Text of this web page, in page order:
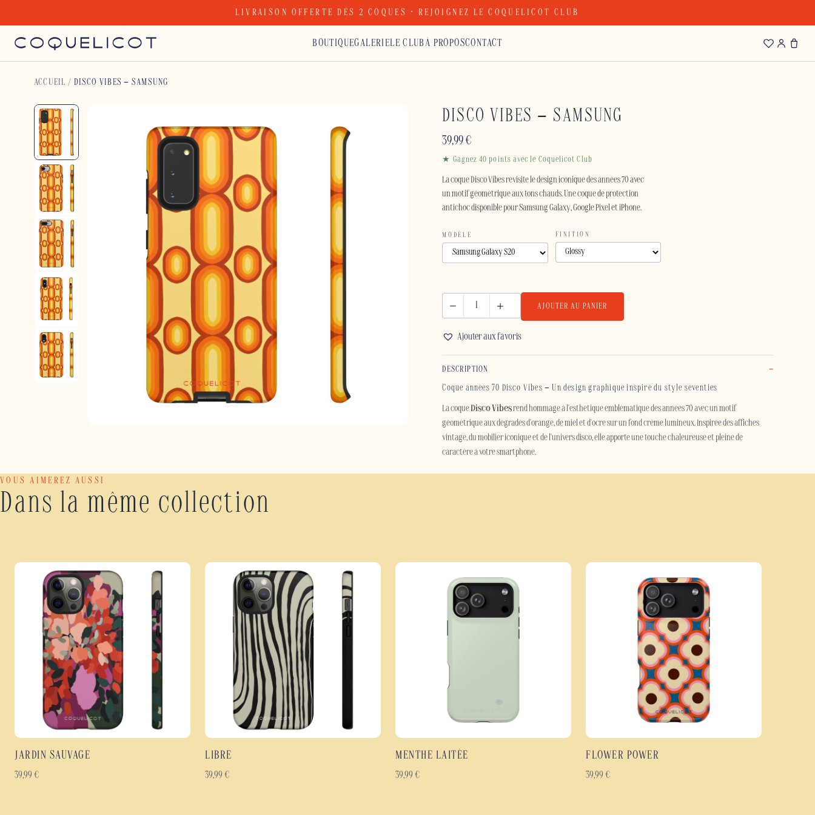
content
LIVRAISON OFFERTE DÈS 2 COQUES · REJOIGNEZ LE COQUELICOT CLUB
BOUTIQUEGALERIELE CLUBÀ PROPOSCONTACT
ACCUEIL / DISCO VIBES – SAMSUNG
DISCO VIBES – SAMSUNG
39,99€
★ Gagnez 40 points avec le Coquelicot Club
La coque Disco Vibes revisite le design iconique des années 70 avec
un motif géométrique aux tons chauds. Une coque de protection
antichoc disponible pour Samsung Galaxy, Google Pixel et iPhone.
MODÈLE FINITION
DISCO
VIBES
-
SAMSUNG
AJOUTER AU PANIER
Ajouter aux favoris
DESCRIPTION
Coque années 70 Disco Vibes – Un design graphique inspiré du style seventies
La coqueDisco Vibesrend hommage à l'esthétique emblématique des années 70 avec un motif
géométrique aux dégradés d'orange, de miel et d'ocre sur un fond crème lumineux. Inspirée des affiches
vintage, du mobilier iconique et de l'univers disco, elle apporte une touche chaleureuse et pleine de
caractère à votre smartphone.
TPU souple afin d'absorber les chocs, de limiter les impacts et de protéger votre téléphone contre les rayures
et l'usure quotidienne.
L'impression haute définition couvre l'ensemble de la coque, y compris les bords, afin de préserver la richesse
des couleurs et la précision du motif. Disponible en finition brillante ou mate, elle offre un rendu durable et
un excellent confort de prise en main.
Les points forts de la coque Disco Vibes
Coque de protection antichoc à double couche : polycarbonate rigide et TPU souple.
Protection efficace contre les chocs, les rayures et l'usure quotidienne.
Design inspiré des années 70 avec motif géométrique rétro.
Coque fine, légère et ergonomique.
Matériaux résistants conçus pour durer.
VOUS AIMEREZ AUSSI
Dans la même collection
JARDIN SAUVAGE
39,99 €
LIBRE
39,99 €
MENTHE LAITÉE
39,99 €
FLOWER POWER
39,99 €